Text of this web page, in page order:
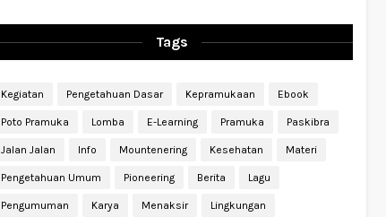
Tags
Kegiatan Pengetahuan Dasar Kepramukaan Ebook
Poto Pramuka Lomba E-Learning Pramuka Paskibra
Jalan Jalan Info Mountenering Kesehatan Materi
Pengetahuan Umum Pioneering Berita Lagu
Pengumuman Karya Menaksir Lingkungan